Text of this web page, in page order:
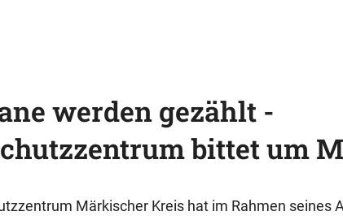
werden gezählt -
bittet um
Märkischer Kreis hat im Rahmen seines